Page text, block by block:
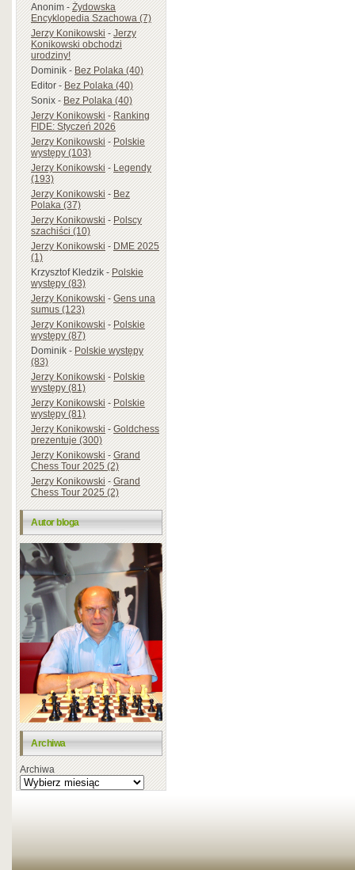
Anonim-Żydowska
Encyklopedia Szachowa (7)
Jerzy Konikowski-Jerzy
Konikowski obchodzi
urodziny!
Dominik-Bez Polaka (40)
Editor-Bez Polaka (40)
Sonix-Bez Polaka (40)
Jerzy Konikowski-Ranking
FIDE: Styczeń 2026
Jerzy Konikowski-Polskie
występy (103)
Jerzy Konikowski-Legendy
(193)
Jerzy Konikowski-Bez
Polaka (37)
Jerzy Konikowski-Polscy
szachiści (10)
Jerzy Konikowski-DME 2025
(1)
Krzysztof Kledzik-Polskie
występy (83)
Jerzy Konikowski-Gens una
sumus (123)
Jerzy Konikowski-Polskie
występy (87)
Dominik-Polskie występy
(83)
Jerzy Konikowski-Polskie
występy (81)
Jerzy Konikowski-Polskie
występy (81)
Jerzy Konikowski-Goldchess
prezentuje (300)
Jerzy Konikowski-Grand
Chess Tour 2025 (2)
Jerzy Konikowski-Grand
Chess Tour 2025 (2)
Autor bloga
Archiwa
Archiwa